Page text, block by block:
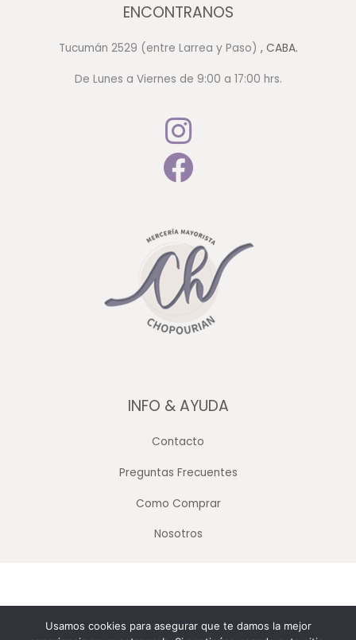
ENCONTRANOS
Tucumán 2529 (entre Larrea y Paso) , CABA.
De Lunes a Viernes de 9:00 a 17:00 hrs.
INFO & AYUDA
Contacto
Preguntas Frecuentes
Como Comprar
Nosotros
Usamos cookies para asegurar que te damos la mejor